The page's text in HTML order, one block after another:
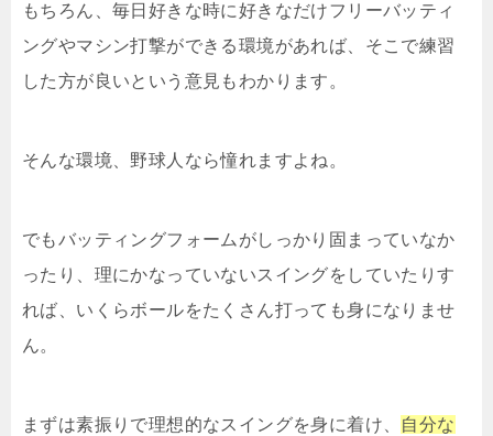
もちろん、毎日好きな時に好きなだけフリーバッティ
ングやマシン打撃ができる環境があれば、そこで練習
した方が良いという意見もわかります。
そんな環境、野球人なら憧れますよね。
でもバッティングフォームがしっかり固まっていなか
ったり、理にかなっていないスイングをしていたりす
れば、いくらボールをたくさん打っても身になりませ
ん。
まずは素振りで理想的なスイングを身に着け、 自分な